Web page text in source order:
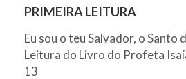
PRIMEIRA LEITURA
Eu sou o teu Salvador, o Santo
Leitura do Livro do Profeta
13